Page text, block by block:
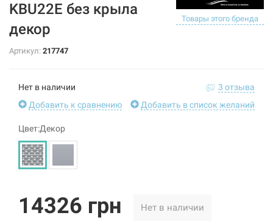
KBU22E без крыла
декор
Товары этого бренда
Артикул: 217747
Нет в наличии
3 отзыва
Добавить к сравнению
Добавить в список желаний
Цвет:Декор
14326 грн Нет в наличии